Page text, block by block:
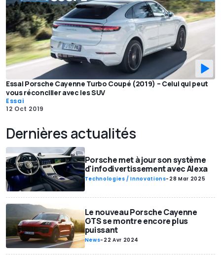
Essai Porsche Cayenne Turbo Coupé (2019) – Celui qui peut
vous réconcilier avec les SUV
Essai
12 Oct 2019
Dernières actualités
Porsche met à jour son système
d'infodivertissement avec Alexa
Technologies / Innovations- 28 Mar 2025
Le nouveau Porsche Cayenne
GTS se montre encore plus
puissant
News- 22 Avr 2024